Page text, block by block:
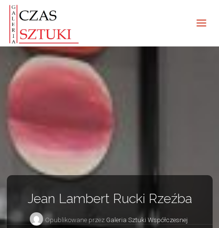
Jean Lambert Rucki Rzeźba
Opublikowane przez Galeria Sztuki Współczesnej